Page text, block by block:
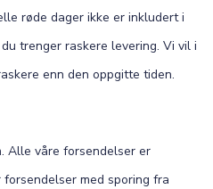
røde dager ikke er inkludert i
trenger raskere levering. Vi vil i
enn den oppgitte tiden.
Alle våre forsendelser er
med sporing fra